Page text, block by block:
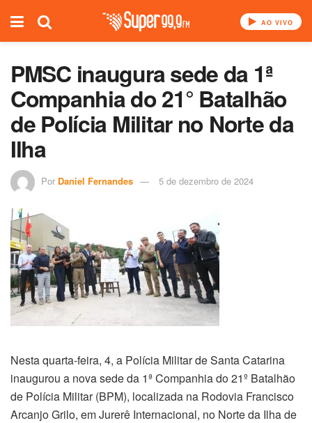
AO VIVO
PMSC inaugura sede da 1ª
Companhia do 21° Batalhão
de Polícia Militar no Norte da
Ilha
Por Daniel Fernandes 5 de dezembro de 2024
Nesta quarta-feira, 4, a Polícia Militar de Santa Catarina
inaugurou a nova sede da 1ª Companhia do 21º Batalhão
de Polícia Militar (BPM), localizada na Rodovia Francisco
Arcanjo Grilo, em Jurerê Internacional, no Norte da Ilha de